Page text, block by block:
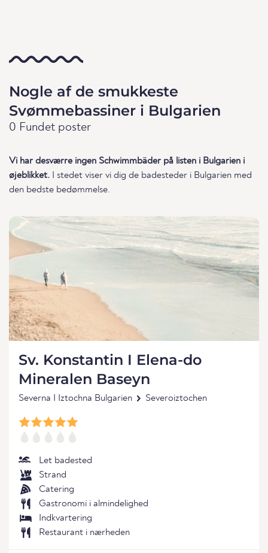
Nogle af de smukkeste
Svømmebassiner i Bulgarien
0 Fundet poster
Vi har desværre ingen Schwimmbäder på listen i Bulgarien i
øjeblikket. I stedet viser vi dig de badesteder i Bulgarien med
den bedste bedømmelse.
Sv. Konstantin I Elena-do
Mineralen Baseyn
Severna I Iztochna Bulgarien Severoiztochen
Let badested
Strand
Catering
Gastronomi i almindelighed
Indkvartering
Restaurant i nærheden